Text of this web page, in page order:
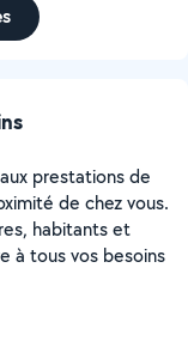
prestations de
de chez vous.
habitants et
à tous vos besoins